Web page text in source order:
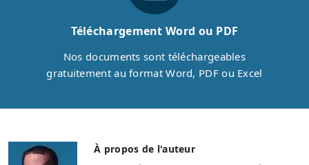
Téléchargement Word ou PDF
Nos documents sont téléchargeables
gratuitement au format Word, PDF ou Excel
À propos de l'auteur